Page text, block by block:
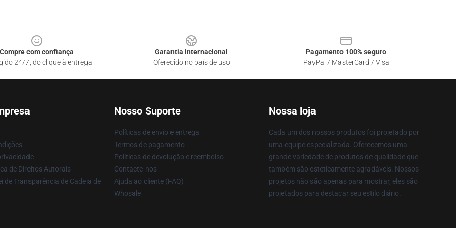
Compre com confiança
24/7, do clique à entrega
Garantia internacional
Oferecido no país de uso
Pagamento 100% seguro
PayPal / MasterCard / Visa
de Direitos Autorais
de Transparência de Cadeia de
Nosso Suporte
Políticas de envio e entrega
Termos de pagamento
Políticas de devolução e reembolso
Contacte-nos
Ajuda ao cliente (FAQ)
Whosale
Nossa loja
Cada um dos nossos produtos foi projetado por
uma equipe especializada. Oferecemos uma
grande variedade de produtos de qualidade que
também são esteticamente agradáveis. Nossos
projetos não são apenas para mostrar, eles são
projetados para destacar seu estilo diário.